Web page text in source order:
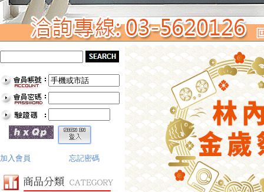
加入會員 忘記密碼